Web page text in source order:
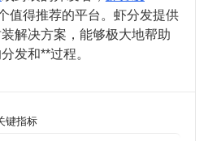
值得推荐的平台。虾分发提供
解决方案，能够极大地帮助
发和**过程。
键指标